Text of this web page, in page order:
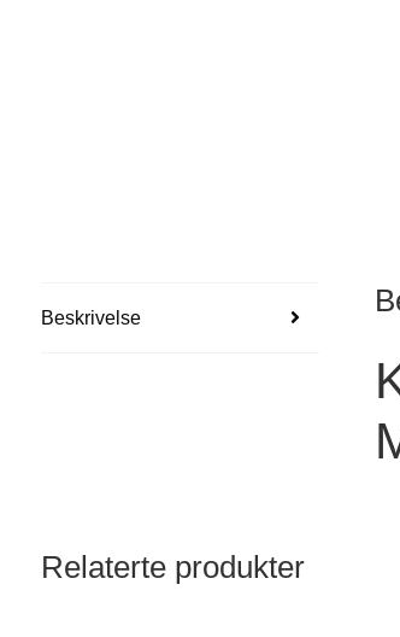
Beskrivelse
Relaterte produkter